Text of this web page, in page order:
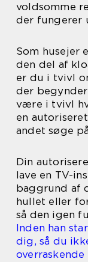
voldsomme
der fungerer
Som husejer
den del af
er du i tvivl
der
være i tvivl
en
andet søge
Din
lave en TV-
baggrund af
hullet eller
så den igen
Inden han
dig, så du